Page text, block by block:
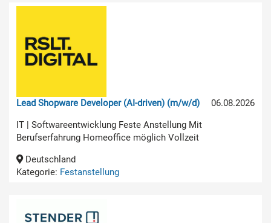
06.08.2026
Lead Shopware Developer (AI-driven) (m/w/d)
IT | Softwareentwicklung Feste Anstellung Mit
Berufserfahrung Homeoffice möglich Vollzeit
Deutschland
Kategorie: Festanstellung